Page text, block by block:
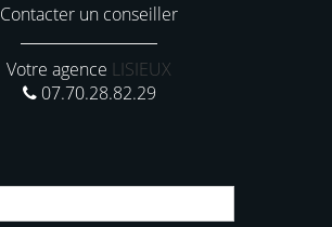
Contacter un conseiller
Votre agence LISIEUX
07.70.28.82.29